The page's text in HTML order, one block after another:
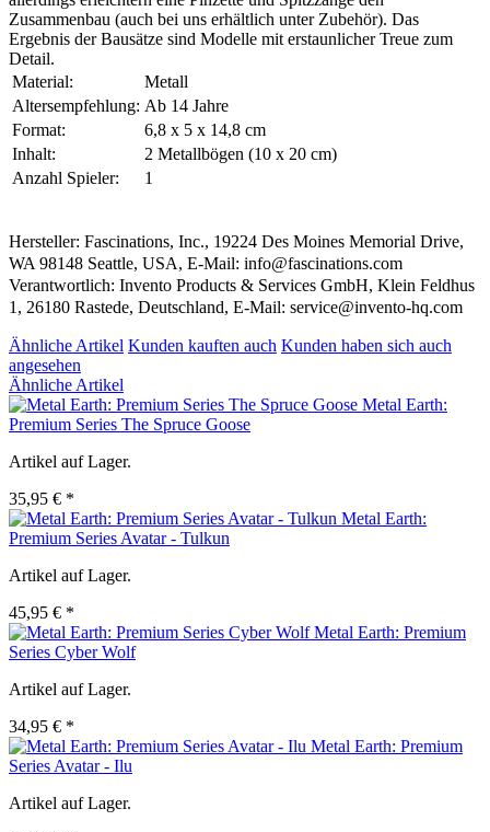
Zusammenbau (auch bei uns erhältlich unter Zubehör). Das
Ergebnis der Bausätze sind Modelle mit erstaunlicher Treue zum
Detail.
Material:
Metall
Altersempfehlung: Ab 14 Jahre
Format:
6,8 x 5 x 14,8 cm
Inhalt:
2 Metallbögen (10 x 20 cm)
Anzahl Spieler:
1
Hersteller: Fascinations, Inc., 19224 Des Moines Memorial Drive,
WA 98148 Seattle, USA, E-Mail: info@fascinations.com
Verantwortlich: Invento Products & Services GmbH, Klein Feldhus
1, 26180 Rastede, Deutschland, E-Mail: service@invento-hq.com
Ähnliche Artikel Kunden kauften auch Kunden haben sich auch
angesehen
Ähnliche Artikel
Metal Earth:
Premium Series The Spruce Goose
Artikel auf Lager.
35,95 € *
Metal Earth:
Premium Series Avatar - Tulkun
Artikel auf Lager.
45,95 € *
Metal Earth: Premium
Series Cyber Wolf
Artikel auf Lager.
34,95 € *
Metal Earth: Premium
Series Avatar - Ilu
Artikel auf Lager.